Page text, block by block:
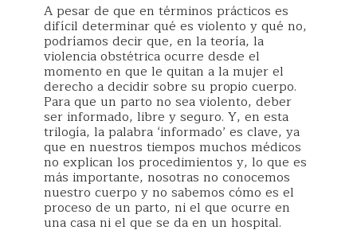
A pesar de que en términos prácticos es
difícil determinar qué es violento y qué no,
podríamos decir que, en la teoría, la
violencia obstétrica ocurre desde el
momento en que le quitan a la mujer el
derecho a decidir sobre su propio cuerpo.
Para que un parto no sea violento, deber
ser informado, libre y seguro. Y, en esta
trilogía, la palabra ‘informado’ es clave, ya
que en nuestros tiempos muchos médicos
no explican los procedimientos y, lo que es
más importante, nosotras no conocemos
nuestro cuerpo y no sabemos cómo es el
proceso de un parto, ni el que ocurre en
una casa ni el que se da en un hospital.